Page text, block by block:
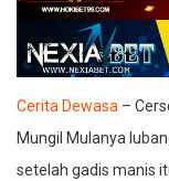
Cerita Dewasa –
Mungil Mulanya
setelah gadis manis